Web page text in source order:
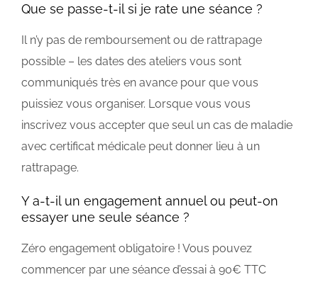
Que se passe-t-il si je rate une séance ?
Il n’y pas de remboursement ou de rattrapage
possible – les dates des ateliers vous sont
communiqués très en avance pour que vous
puissiez vous organiser. Lorsque vous vous
inscrivez vous accepter que seul un cas de maladie
avec certificat médicale peut donner lieu à un
rattrapage.
Y a-t-il un engagement annuel ou peut-on
essayer une seule séance ?
Zéro engagement obligatoire ! Vous pouvez
commencer par une séance d’essai à 90€ TTC